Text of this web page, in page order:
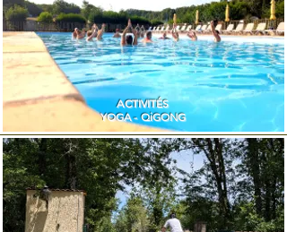
ACTIVITÉS
YOGA - QiGONG